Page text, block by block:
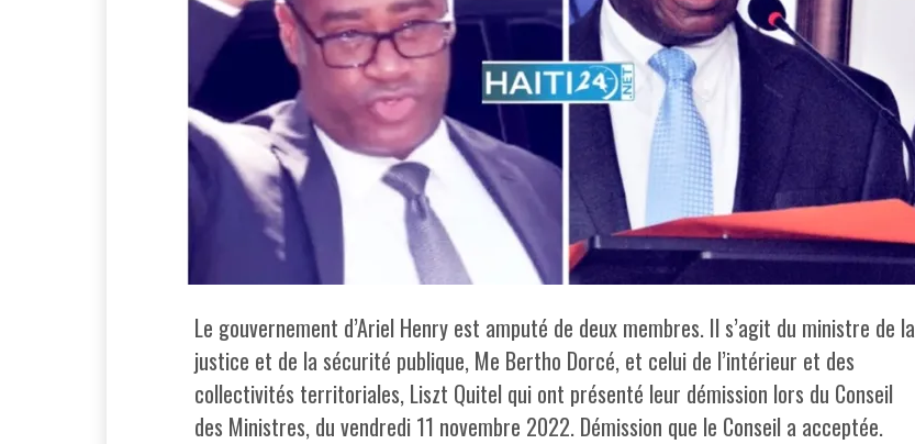
Le gouvernement d’Ariel Henry est amputé de deux membres. Il s’agit du ministre de la
justice et de la sécurité publique, Me Bertho Dorcé, et celui de l’intérieur et des
collectivités territoriales, Liszt Quitel qui ont présenté leur démission lors du Conseil
des Ministres, du vendredi 11 novembre 2022. Démission que le Conseil a acceptée.